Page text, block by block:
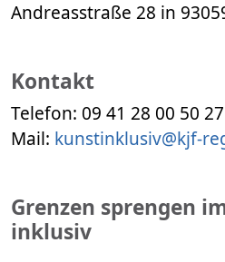
Andreasstraße 28 in
Kontakt
Telefon: 09 41 28 00 50 27
Mail: kunstinklusiv@kjf-
Grenzen sprengen
inklusiv